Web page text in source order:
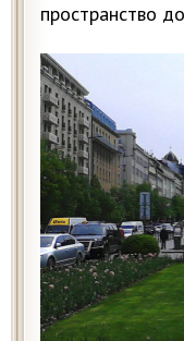
пространство